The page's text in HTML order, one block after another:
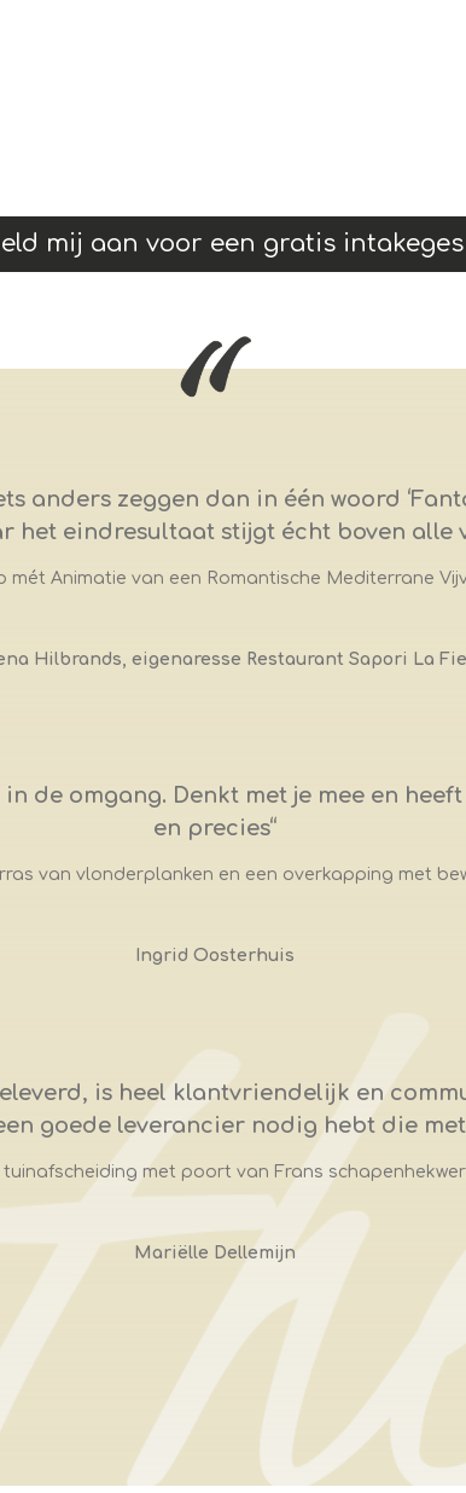
mij aan voor een gratis
anders zeggen dan in één woord
het eindresultaat stijgt écht boven alle
mét Animatie van een Romantische Mediterrane
Hilbrands, eigenaresse Restaurant Sapori La
de omgang. Denkt met je mee en
en precies“
van vlonderplanken en een overkapping met
Ingrid Oosterhuis
is heel klantvriendelijk en
goede leverancier nodig hebt die
met poort van Frans
Mariëlle Dellemijn